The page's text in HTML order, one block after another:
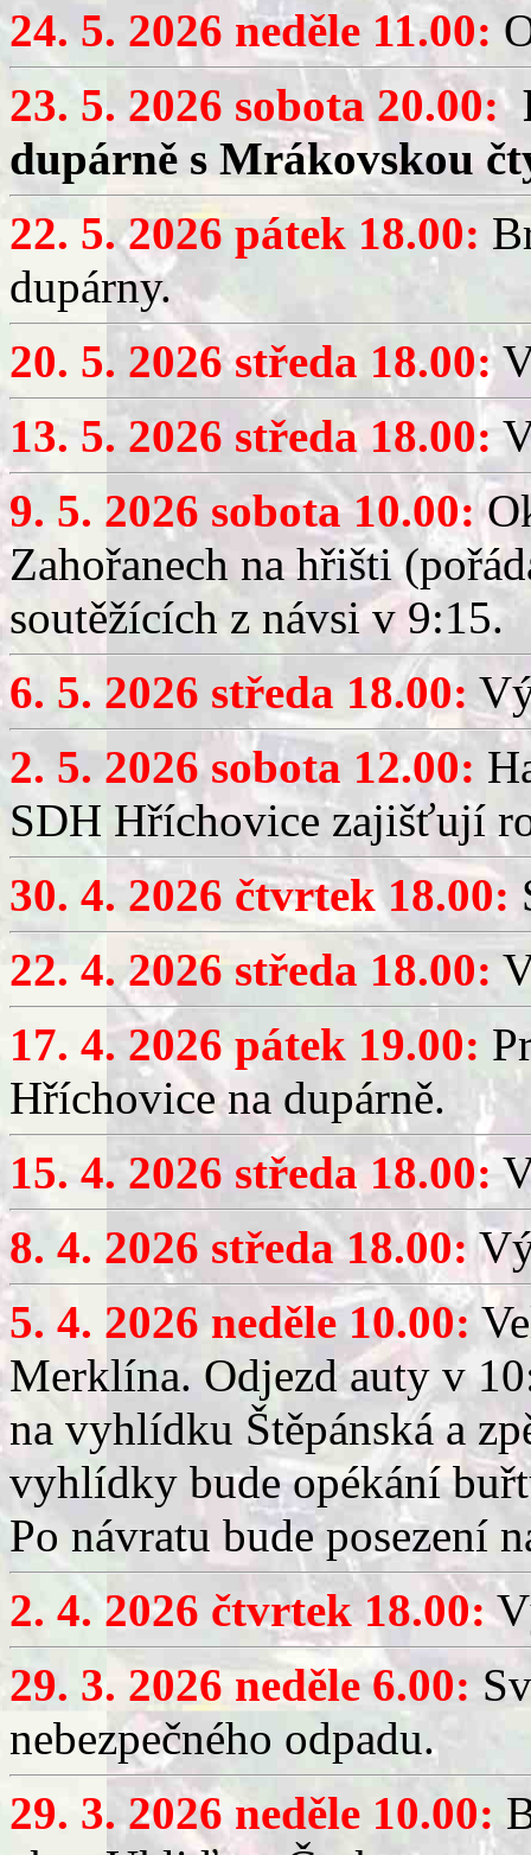
24. 5. 2026 neděle 11.00:
23. 5. 2026 sobota 20.00:
dupárně s Mrákovskou
22. 5. 2026 pátek 18.00:
dupárny.
20. 5. 2026 středa 18.00:
13. 5. 2026 středa 18.00:
9. 5. 2026 sobota 10.00:
Zahořanech na hřišti
soutěžících z návsi v 9:15.
6. 5. 2026 středa 18.00:
2. 5. 2026 sobota 12.00:
SDH Hříchovice zajišťují
30. 4. 2026 čtvrtek 18.00:
22. 4. 2026 středa 18.00:
17. 4. 2026 pátek 19.00:
Hříchovice na dupárně.
15. 4. 2026 středa 18.00:
8. 4. 2026 středa 18.00:
5. 4. 2026 neděle 10.00:
Merklína. Odjezd auty v
na vyhlídku Štěpánská a
vyhlídky bude opékání
Po návratu bude posezení
2. 4. 2026 čtvrtek 18.00:
29. 3. 2026 neděle 6.00:
nebezpečného odpadu.
29. 3. 2026 neděle 10.00: